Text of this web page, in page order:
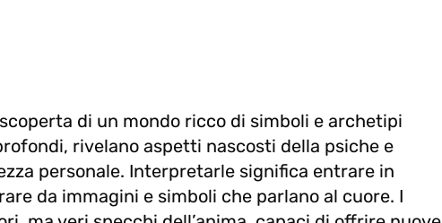
di un mondo ricco di simboli e archetipi
rivelano aspetti nascosti della psiche e
personale. Interpretarle significa entrare in
da immagini e simboli che parlano al cuore. I